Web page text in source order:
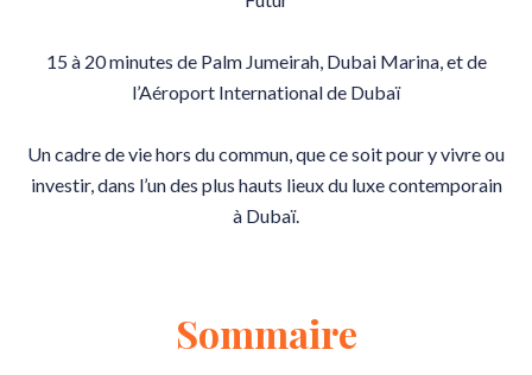
15 à 20 minutes de Palm Jumeirah, Dubai Marina, et de
l’Aéroport International de Dubaï
Un cadre de vie hors du commun, que ce soit pour y vivre ou
investir, dans l’un des plus hauts lieux du luxe contemporain
à Dubaï.
Sommaire